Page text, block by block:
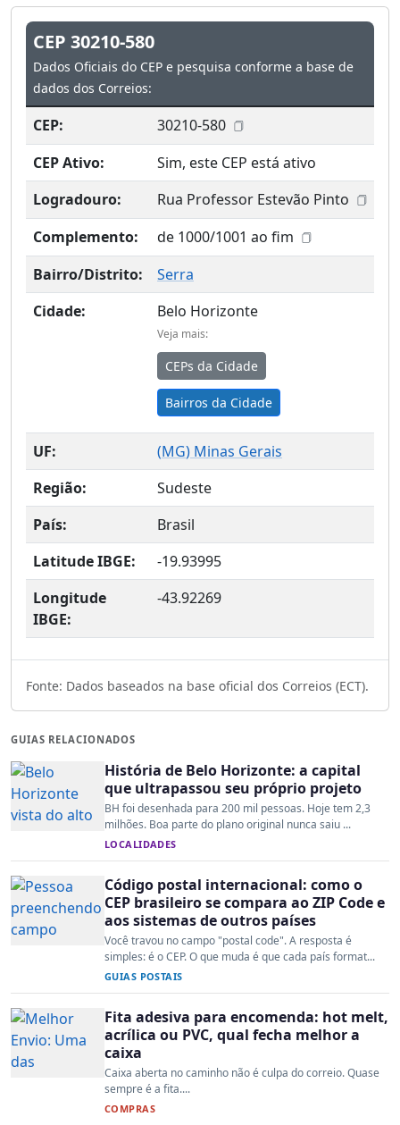
CEP 30210-580
Dados Oficiais do CEP e pesquisa conforme a base de
dados dos Correios:
CEP:
30210-580
CEP Ativo:
Sim, este CEP está ativo
Logradouro:
Rua Professor Estevão Pinto
Complemento:
de 1000/1001 ao fim
Bairro/Distrito:
Serra
Cidade:
Belo Horizonte
Veja mais:
CEPs da Cidade
Bairros da Cidade
UF: (MG) Minas Gerais
Região:
Sudeste
País:
Brasil
Latitude IBGE:
-19.93995
Longitude
IBGE:
-43.92269
Fonte: Dados baseados na base oficial dos Correios (ECT).
GUIAS RELACIONADOS
História de Belo Horizonte: a capital
que ultrapassou seu próprio projeto
BH foi desenhada para 200 mil pessoas. Hoje tem 2,3
milhões. Boa parte do plano original nunca saiu ...
LOCALIDADES
Código postal internacional: como o
CEP brasileiro se compara ao ZIP Code e
aos sistemas de outros países
Você travou no campo "postal code". A resposta é
simples: é o CEP. O que muda é que cada país format...
GUIAS POSTAIS
Fita adesiva para encomenda: hot melt,
acrílica ou PVC, qual fecha melhor a
caixa
Caixa aberta no caminho não é culpa do correio. Quase
sempre é a fita....
COMPRAS